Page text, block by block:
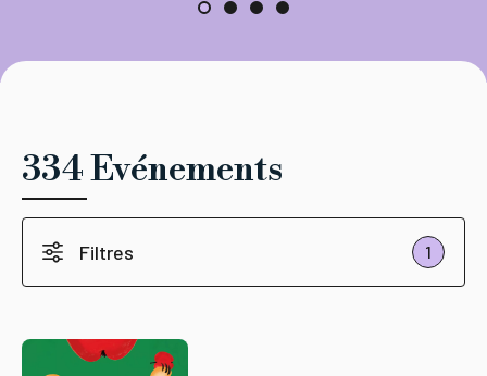
334 Evénements
Filtres 1